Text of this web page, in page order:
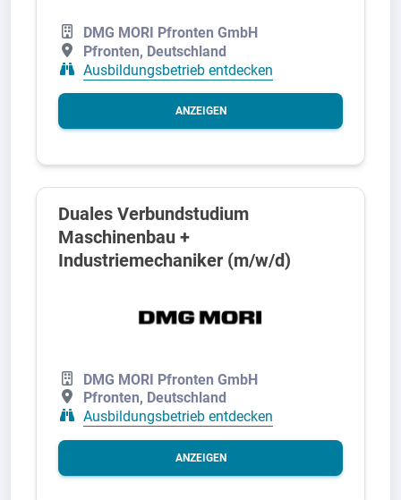
DMG MORI Pfronten GmbH
Pfronten, Deutschland
Ausbildungsbetrieb entdecken
ANZEIGEN
Duales Verbundstudium
Maschinenbau +
Industriemechaniker (m/w/d)
DMG MORI Pfronten GmbH
Pfronten, Deutschland
Ausbildungsbetrieb entdecken
ANZEIGEN